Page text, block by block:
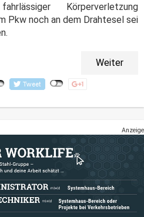
Körperverletzung
Pkw noch an dem Drahtesel sei
Weiter
Anzeige